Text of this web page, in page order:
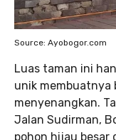
Source: Ayobogor.com
Luas taman ini
unik membuatnya
menyenangkan.
Jalan Sudirman,
pohon hijau besar